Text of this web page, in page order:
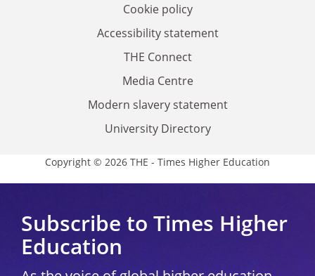
Cookie policy
Accessibility statement
THE Connect
Media Centre
Modern slavery statement
University Directory
Copyright © 2026 THE - Times Higher Education
Subscribe to Times Higher
Education